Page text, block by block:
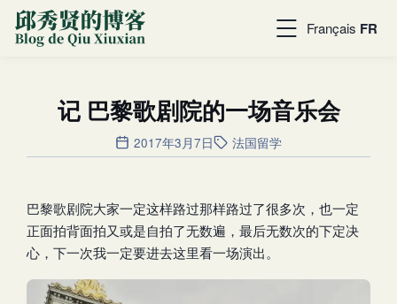
Français FR
记 巴黎歌剧院的一场音乐会
2017年3月7日 法国留学
巴黎歌剧院大家一定这样路过那样路过了很多次，也一定
正面拍背面拍又或是自拍了无数遍，最后无数次的下定决
心，下一次我一定要进去这里看一场演出。